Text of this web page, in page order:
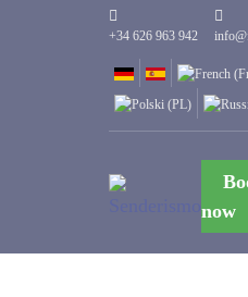
+34 626 963 942
now